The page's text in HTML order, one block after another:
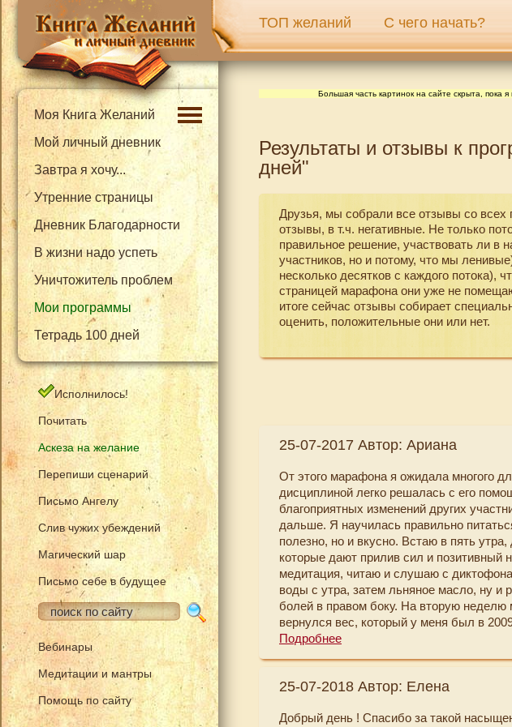
ТОП желаний С чего начать?
Моя Книга Желаний
Мой личный дневник
Завтра я хочу...
Утренние страницы
Дневник Благодарности
В жизни надо успеть
Уничтожитель проблем
Мои программы
Тетрадь 100 дней
Исполнилось!
Почитать
Аскеза на желание
Перепиши сценарий
Письмо Ангелу
Слив чужих убеждений
Магический шар
Письмо себе в будущее
Вебинары
Медитации и мантры
Помощь по сайту
Большая часть картинок на сайте скрыта, пока
Результаты и отзывы к
дней"
Друзья, мы собрали все отзывы со
отзывы, в т.ч. негативные. Не только
правильное решение, участвовать ли в
участников, но и потому, что мы
несколько десятков с каждого потока),
страницей марафона они уже не
итоге сейчас отзывы собирает
оценить, положительные они или нет.
25-07-2017 Автор: Ариана
От этого марафона я ожидала многого
дисциплиной легко решалась с его
благоприятных изменений других
дальше. Я научилась правильно
полезно, но и вкусно. Встаю в пять
которые дают прилив сил и позитивный
медитация, читаю и слушаю с
воды с утра, затем льняное масло, ну и
болей в правом боку. На вторую неделю
вернулся вес, который у меня был в
нравилась себе. Если в выходной
в квартире, документах, ноутбуке (
напряженным 16-часовым графиком на
Подробнее
25-07-2018 Автор: Елена
Добрый день ! Спасибо за такой